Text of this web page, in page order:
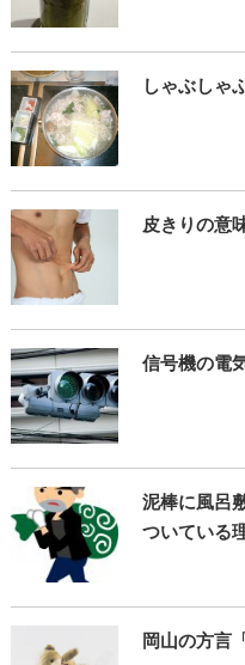
しゃぶしゃ
皮きりの意
信号機の電
泥棒に風呂
ついている
岡山の方言